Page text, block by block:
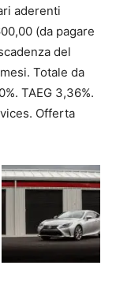
aderenti
(da pagare
del
Totale da
TAEG 3,36%.
Offerta